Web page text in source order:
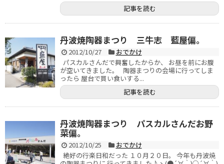
記事を読む
丹波焼陶器まつり 三牛志 藍屋偏。
2012/10/27
おでかけ
パスカルさんだで興奮したからか、 お昼を前にお腹
が空いてきました。 陶器まつりの会場に行ってしま
ったら 屋台で買い食いする...
記事を読む
丹波焼陶器まつり パスカルさんだお野
菜偏。
2012/10/25
おでかけ
絶好の行楽日和だった １０月２０日。 今年も丹波焼